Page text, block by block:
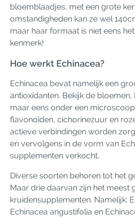
bloemblaadjes, met een grote
omstandigheden kan ze wel
maar haar formaat is niet eens
kenmerk!
Hoe werkt Echinacea?
Echinacea bevat namelijk een
antioxidanten. Bekijk de
maar eens onder een
flavonoïden, cichorinezuur en
actieve verbindingen worden
en vervolgens in de vorm van
supplementen verkocht.
Diverse soorten behoren tot het
Maar drie daarvan zijn het meest
kruidensupplementen. Namelijk:
Echinacea angustifolia en